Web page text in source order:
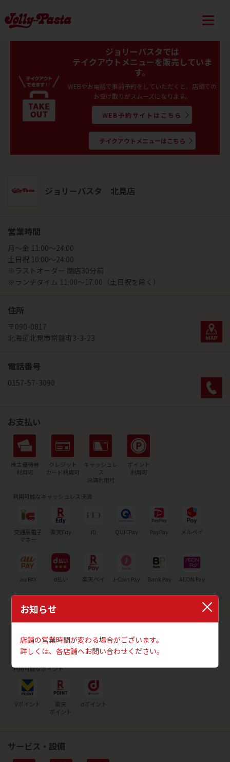
ジョリーパスタでは
テイクアウトメニューを販売していま
す。
WEBやお電話で事前予約をしていただくと、店頭での
お受け取りがスムーズになります。
WEB予約サイトはこちら
テイクアウトメニューはこちら
ジョリーパスタ 北見店
営業時間
月～金 11:00～24:00
土日祝 10:00～24:00
※ラストオーダー 閉店30分前
※ランチタイム 11:00～17:00（土日祝を除く）
住所
〒090-0817
北海道北見市常盤町3-3-23
電話番号
0157-57-3090
お支払い
株主優待券
利用可
クレジット
カード利用可
キャッシュレ
ス
決済利用可
ポイント
利用可
利用可能なキャッシュレス決済
交通系電子
マネー
楽天Edy iD QUICPay PayPay メルペイ
au PAY d払い 楽天ペイ J-Coin Pay Bank Pay AEON Pay
利用可能なポイント
Vポイント
楽天
ポイント
dポイント
サービス・設備
お知らせ
店舗の営業時間が変わる場合がございます。
詳しくは、各店舗へお問い合わせください。